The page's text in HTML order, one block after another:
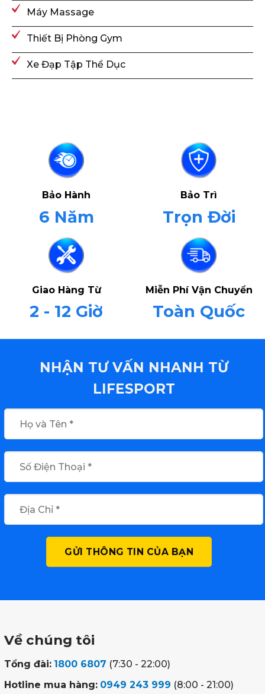
Máy Massage
Thiết Bị Phòng Gym
Xe Đạp Tập Thể Dục
Bảo Hành
6 Năm
Bảo Trì
Trọn Đời
Giao Hàng Từ
2 - 12 Giờ
Miễn Phí Vận Chuyển
Toàn Quốc
NHẬN TƯ VẤN NHANH TỪ
LIFESPORT
Về chúng tôi
Tổng đài: 1800 6807 (7:30 - 22:00)
Hotline mua hàng: 0949 243 999 (8:00 - 21:00)